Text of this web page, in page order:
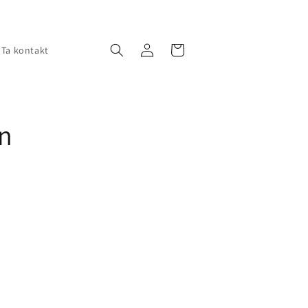
Ta kontakt
inn
Handlekurv